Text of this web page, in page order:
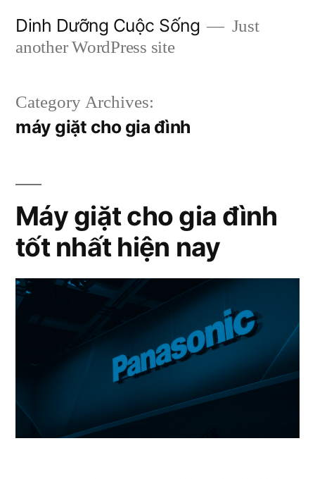
Dinh Dưỡng Cuộc Sống
Just
another WordPress site
Category Archives:
máy giặt cho gia đình
Máy giặt cho gia đình
tốt nhất hiện nay